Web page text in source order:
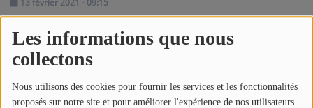
Les informations que nous
collectons
Nous utilisons des cookies pour fournir les services et les fonctionnalités
proposés sur notre site et pour améliorer l'expérience de nos utilisateurs.
NOS PROGRAMMES COURTS
ARCHIVES - SAISONS PASSÉES
VOS ÉMISSIONS EN IMAGES
Écouter le podcast
Télécharger le podcast